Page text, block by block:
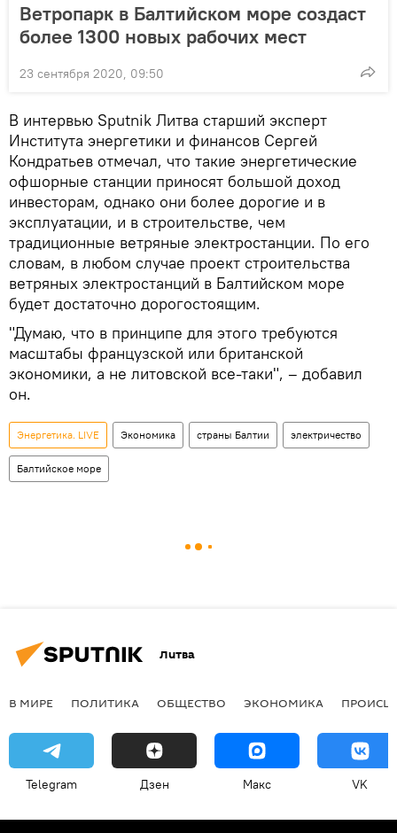
Ветропарк в Балтийском море создаст
более 1300 новых рабочих мест
23 сентября 2020, 09:50
В интервью Sputnik Литва старший эксперт
Института энергетики и финансов Сергей
Кондратьев отмечал, что такие энергетические
офшорные станции приносят большой доход
инвесторам, однако они более дорогие и в
эксплуатации, и в строительстве, чем
традиционные ветряные электростанции. По его
словам, в любом случае проект строительства
ветряных электростанций в Балтийском море
будет достаточно дорогостоящим.
"Думаю, что в принципе для этого требуются
масштабы французской или британской
экономики, а не литовской все-таки", – добавил
он.
Энергетика. LIVE Экономика страны Балтии электричество
Балтийское море
Литва
В МИРЕ ПОЛИТИКА ОБЩЕСТВО ЭКОНОМИКА
Telegram Дзен Макс VK